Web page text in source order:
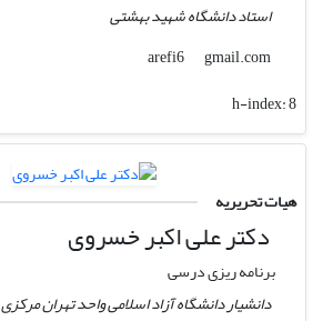
استاد دانشگاه شهید بهشتی
arefi6
gmail.com
h-index:8
هیات تحریریه
دکتر علی اکبر خسروی
برنامه ریزی درسی
دانشیار دانشگاه آزاد اسلامی واحد تهران مرکزی